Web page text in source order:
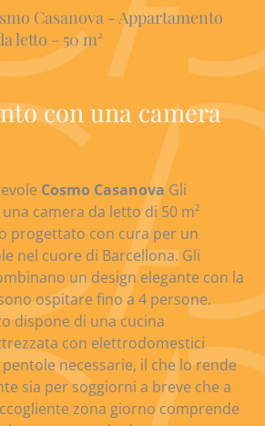
Casanova - Appartamento
letto - 50 m²
con una camera
Cosmo CasanovaGli
camera da letto di 50 m²
progettato con cura per un
nel cuore di Barcellona. Gli
un design elegante con la
ospitare fino a 4 persone.
dispone di una cucina
con elettrodomestici
necessarie, il che lo rende
sia per soggiorni a breve che a
zona giorno comprende